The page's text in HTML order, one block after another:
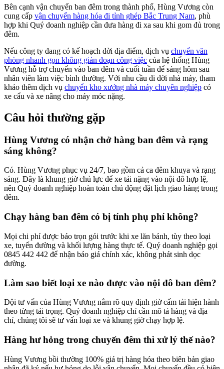
Bên cạnh vận chuyển ban đêm trong thành phố, Hùng Vương còn
cung cấp vận chuyển hàng hóa đi tỉnh ghép Bắc Trung Nam, phù
hợp khi Quý doanh nghiệp cần đưa hàng đi xa sau khi gom đủ trong
đêm.
Nếu công ty đang có kế hoạch dời địa điểm, dịch vụ chuyển văn
phòng nhanh gọn không gián đoạn công việc của hệ thống Hùng
Vương hỗ trợ chuyển vào ban đêm và cuối tuần để sáng hôm sau
nhân viên làm việc bình thường. Với nhu cầu di dời nhà máy, tham
khảo thêm dịch vụ chuyển kho xưởng nhà máy chuyên nghiệp có
xe cẩu và xe nâng cho máy móc nặng.
Câu hỏi thường gặp
Hùng Vương có nhận chở hàng ban đêm và rạng
sáng không?
Có. Hùng Vương phục vụ 24/7, bao gồm cả ca đêm khuya và rạng
sáng. Đây là khung giờ chủ lực để xe tải nặng vào nội đô hợp lệ,
nên Quý doanh nghiệp hoàn toàn chủ động đặt lịch giao hàng trong
đêm.
Chạy hàng ban đêm có bị tính phụ phí không?
Mọi chi phí được báo trọn gói trước khi xe lăn bánh, tùy theo loại
xe, tuyến đường và khối lượng hàng thực tế. Quý doanh nghiệp gọi
0845 442 442 để nhận báo giá chính xác, không phát sinh dọc
đường.
Làm sao biết loại xe nào được vào nội đô ban đêm?
Đội tư vấn của Hùng Vương nắm rõ quy định giờ cấm tải hiện hành
theo từng tải trọng. Quý doanh nghiệp chỉ cần mô tả hàng và địa
chỉ, chúng tôi sẽ tư vấn loại xe và khung giờ chạy hợp lệ.
Hàng hư hỏng trong chuyến đêm thì xử lý thế nào?
Hùng Vương bồi thường 100% giá trị hàng hóa theo biên bản giao